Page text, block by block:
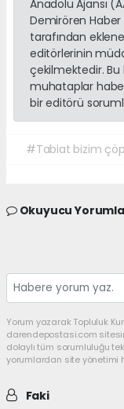
Anadolu Ajansı
Demirören Haber
tarafından
editörlerinin
çekilmektedir.
muhataplar
bir editörü
#Tabiat bizim
Okuyucu
Yorum yazarak Topluluk
darendepostasi.com
dolaylı tüm sorumluluğu
yorumlardan site yönetimi
Faki